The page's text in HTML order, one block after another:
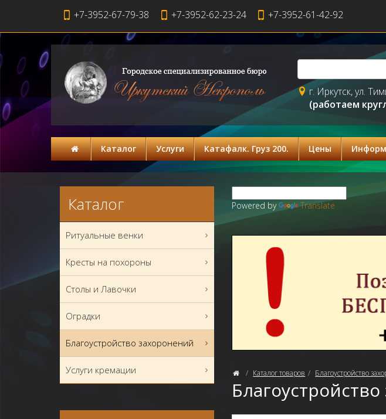
+7-3952-67-79-38 +7-3952-62-23-24 +7-3952-61-42-92
г. Иркутск, ул.
(работаем
Каталог Услуги Катафалк. Груз 200. Цены
Powered by Translate
Каталог товаров Благоустройство
Каталог
Ритуальные венки
Кресты на похороны
Столы и Лавочки
Оградки
Благоустройство захоронений
Услуги кремации